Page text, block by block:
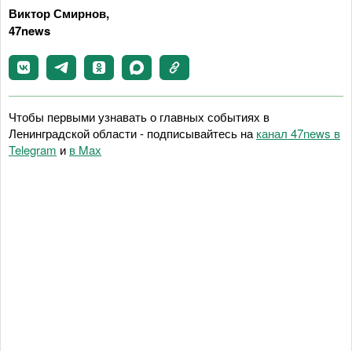
Виктор Смирнов,
47news
Чтобы первыми узнавать о главных событиях в
Ленинградской области - подписывайтесь на канал 47news в
Telegram и в Maх